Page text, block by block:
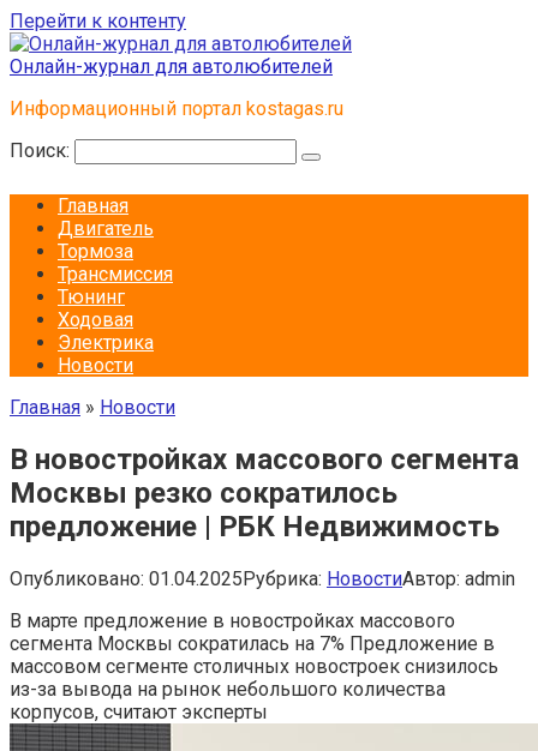
Перейти к контенту
Онлайн-журнал для автолюбителей
Информационный портал kostagas.ru
Поиск:
Главная
Двигатель
Тормоза
Трансмиссия
Тюнинг
Ходовая
Электрика
Новости
Главная » Новости
В новостройках массового сегмента
Москвы резко сократилось
предложение | РБК Недвижимость
Опубликовано: 01.04.2025Рубрика: НовостиАвтор: admin
В марте предложение в новостройках массового
сегмента Москвы сократилась на 7% Предложение в
массовом сегменте столичных новостроек снизилось
из-за вывода на рынок небольшого количества
корпусов, считают эксперты